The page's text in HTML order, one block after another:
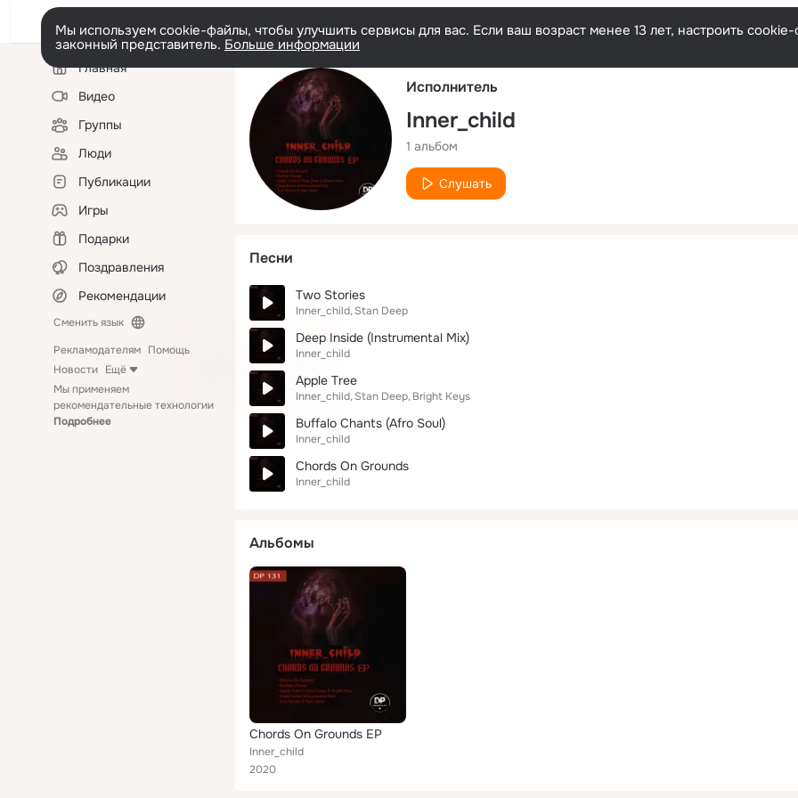
Мы используем cookie-файлы, чтобы улучшить сервисы для вас. Если ваш возраст менее 13 лет, настроить
законный представитель. Больше информации
Левая
колонкаГлавная
Видео
Группы
Люди
Публикации
Игры
Подарки
Поздравления
Рекомендации
Сменить язык
Рекламодателям Помощь
Новости Ещё
Мы применяем
рекомендательные технологии
Подробнее
Исполнитель
Inner_child
1 альбом
Слушать
Песни
Two Stories
Inner_child Stan Deep
Deep Inside (Instrumental Mix)
Inner_child
Apple Tree
Inner_child Stan Deep Bright Keys
Buffalo Chants (Afro Soul)
Inner_child
Chords On Grounds
Inner_child
Альбомы
Chords On Grounds EP
Inner_child
2020